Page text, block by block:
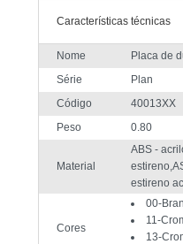
Características técnicas
Nome
Placa de
Série
Plan
Código
40013XX
Peso
0.80
Material
ABS -
estireno
Cores
00-
11-
13-